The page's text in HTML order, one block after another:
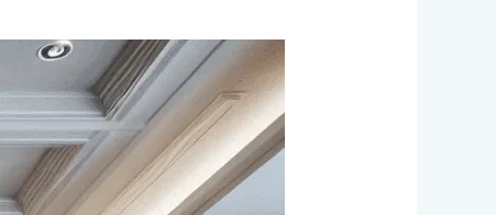
شركة
تركيب
جبس
بورد
دبي/0524099522